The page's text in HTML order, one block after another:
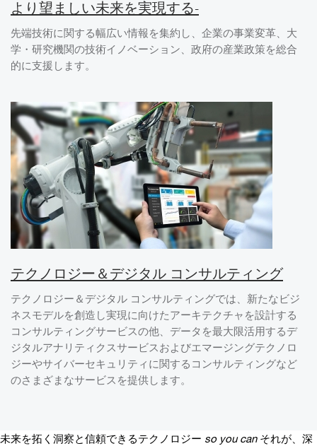
より望ましい未来を実現する-
先端技術に関する幅広い情報を集約し、企業の事業変革、大
学・研究機関の技術イノベーション、政府の産業政策を総合
的に支援します。
テクノロジー＆デジタル コンサルティング
テクノロジー＆デジタル コンサルティングでは、新たなビジ
ネスモデルを創造し実現に向けたアーキテクチャを設計する
コンサルティングサービスの他、データを最大限活用するデ
ジタルアナリティクスサービスおよびエマージングテクノロ
ジーやサイバーセキュリティに関するコンサルティングなど
のさまざまなサービスを提供します。
未来を拓く洞察と信頼できるテクノロジー so you can それが、深